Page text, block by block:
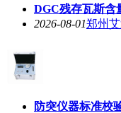
DGC残存瓦斯含
2026-08-01郑州
防突仪器标准校